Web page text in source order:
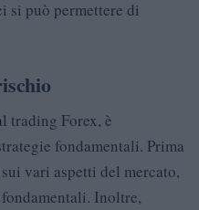
si può permettere di
trading Forex, è
fondamentali. Prima
vari aspetti del mercato,
Inoltre,